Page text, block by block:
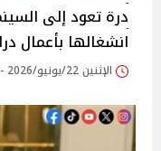
درة تعود إلى
انشغالها بأعمال
الإثنين 22/يونيو/2026 - 09:47 م